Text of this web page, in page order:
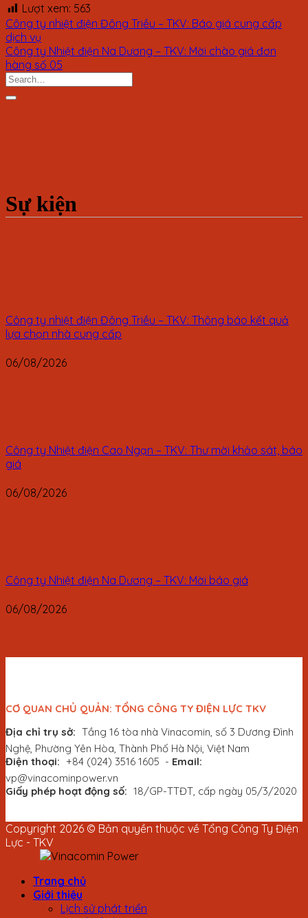
Lượt xem: 563
Công ty nhiệt điện Đông Triều – TKV: Báo giá cung cấp
dịch vụ
Công ty Nhiệt điện Na Dương – TKV: Mời chào giá đơn
hàng số 05
Sự kiện
Công ty nhiệt điện Đông Triều – TKV: Thông báo kết quả
lựa chọn nhà cung cấp
06/08/2026
Công ty Nhiệt điện Cao Ngạn – TKV: Thư mời khảo sát, báo
giá
06/08/2026
Công ty Nhiệt điện Na Dương – TKV: Mời báo giá
06/08/2026
CƠ QUAN CHỦ QUẢN: TỔNG CÔNG TY ĐIỆN LỰC TKV
Địa chỉ trụ sở: Tầng 16 tòa nhà Vinacomin, số 3 Dương Đình
Nghệ, Phường Yên Hòa, Thành Phố Hà Nội, Việt Nam
Điện thoại: +84 (024) 3516 1605 - Email:
vp@vinacominpower.vn
Giấy phép hoạt động số: 18/GP-TTĐT, cấp ngày 05/3/2020
Copyright 2026 © Bản quyền thuộc về Tổng Công Ty Điện
Lực - TKV
Trang chủ
Giới thiệu
Lịch sử phát triển